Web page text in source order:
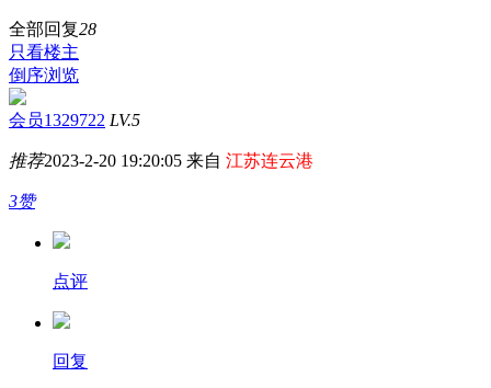
全部回复28
只看楼主
倒序浏览
会员1329722 LV.5
推荐2023-2-20 19:20:05 来自 江苏连云港
3赞
点评
回复